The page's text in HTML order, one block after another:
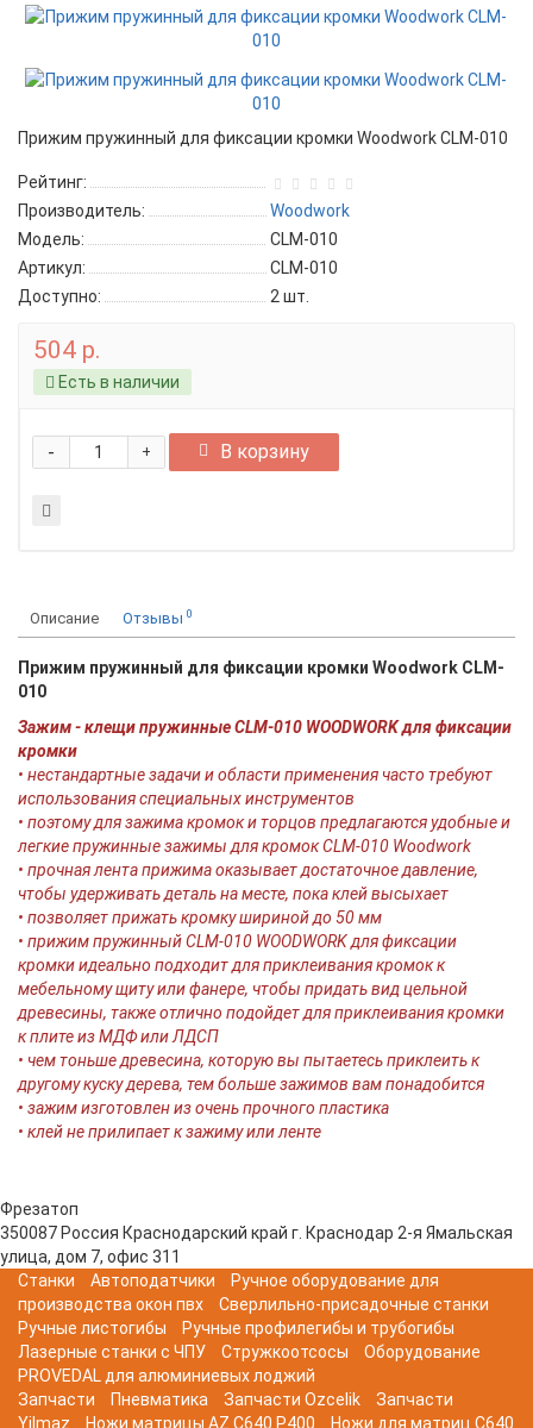
Прижим пружинный для фиксации кромки Woodwork CLM-010
Рейтинг:
Производитель:
Woodwork
Модель:
CLM-010
Артикул:
CLM-010
Доступно:
2шт.
504 р.
Есть в наличии
+
- В корзину
Описание Отзывы 0
Прижим пружинный для фиксации кромки Woodwork CLM-
010
Зажим - клещи пружинные СLM-010 WOODWORK для фиксации
кромки
• нестандартные задачи и области применения часто требуют
использования специальных инструментов
• поэтому для зажима кромок и торцов предлагаются удобные и
легкие пружинные зажимы для кромок СLM-010 Woodwork
• прочная лента прижима оказывает достаточное давление,
чтобы удерживать деталь на месте, пока клей высыхает
• позволяет прижать кромку шириной до 50 мм
• прижим пружинный СLM-010 WOODWORK для фиксации
кромки идеально подходит для приклеивания кромок к
мебельному щиту или фанере, чтобы придать вид цельной
древесины, также отлично подойдет для приклеивания кромки
к плите из МДФ или ЛДСП
• чем тоньше древесина, которую вы пытаетесь приклеить к
другому куску дерева, тем больше зажимов вам понадобится
• зажим изготовлен из очень прочного пластика
• клей не прилипает к зажиму или ленте
Фрезатоп
350087 Россия Краснодарский край г. Краснодар 2-я Ямальская
улица, дом 7, офис 311
Станки
Автоподатчики
Ручное оборудование для
производства окон пвх
Сверлильно-присадочные станки
Ручные листогибы
Ручные профилегибы и трубогибы
Лазерные станки с ЧПУ
Стружкоотсосы
Оборудование
PROVEDAL для алюминиевых лоджий
Запчасти
Пневматика Запчасти Ozcelik
Запчасти
Yilmaz
Ножи матрицы AZ C640 P400 Ножи для матриц C640